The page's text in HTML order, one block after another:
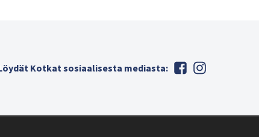
Kotkat sosiaalisesta mediasta: